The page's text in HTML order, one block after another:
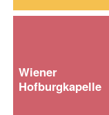
Wiener
Hofburgkapelle